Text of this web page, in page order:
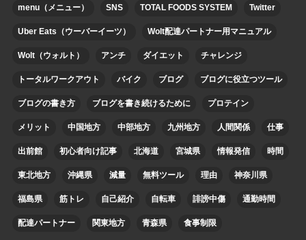
menu（メニュー） SNS TOTAL FOODS SYSTEM Twitter
Uber Eats（ウーバーイーツ） Wolt配達パートナー用マニュアル
Wolt（ウォルト） アンチ ダイエット チャレンジ
トータルワークアウト バイク ブログ ブログに役立つツール
ブログの書き方 ブログを書き続けるために プロテイン
メリット 中国地方 中部地方 九州地方 人間関係 仕事
出前館 初心者向け記事 北海道 宮城県 情報発信 時間
東北地方 沖縄県 減量 無料ツール 理由 神奈川県
福島県 筋トレ 自己紹介 自転車 誹謗中傷 通勤時間
配達パートナー 関東地方 青森県 食事制限